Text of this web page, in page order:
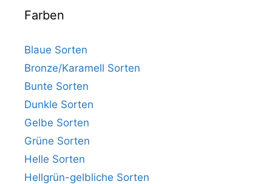
Farben
Blaue Sorten
Bronze/Karamell Sorten
Bunte Sorten
Dunkle Sorten
Gelbe Sorten
Grüne Sorten
Helle Sorten
Hellgrün-gelbliche Sorten